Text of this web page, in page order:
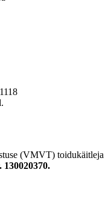
(VMVT) toidukäitleja
130020370.